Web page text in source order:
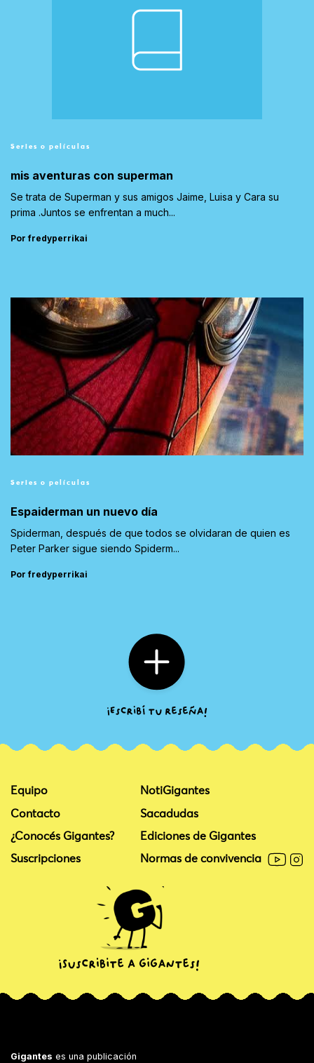
Series o películas
mis aventuras con superman
Se trata de Superman y sus amigos Jaime, Luisa y Cara su
prima .Juntos se enfrentan a much...
Por fredyperrikai
Series o películas
Espaiderman un nuevo día
Spiderman, después de que todos se olvidaran de quien es
Peter Parker sigue siendo Spiderm...
Por fredyperrikai
Equipo
Contacto
¿Conocés Gigantes?
Suscripciones
NotiGigantes
Sacadudas
Ediciones de Gigantes
Normas de convivencia
Gigantes es una publicación